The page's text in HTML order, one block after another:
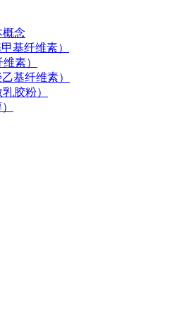
概念
基纤维素）
素）
基纤维素）
胶粉）